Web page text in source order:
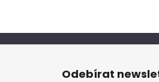
Z
Odebírat